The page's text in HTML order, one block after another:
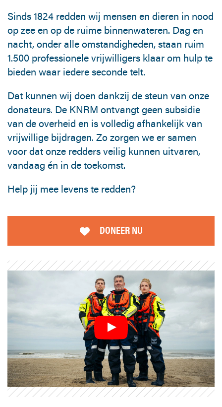
Sinds 1824 redden wij mensen en dieren in nood
op zee en op de ruime binnenwateren. Dag en
nacht, onder alle omstandigheden, staan ruim
1.500 professionele vrijwilligers klaar om hulp te
bieden waar iedere seconde telt.
Dat kunnen wij doen dankzij de steun van onze
donateurs. De KNRM ontvangt geen subsidie
van de overheid en is volledig afhankelijk van
vrijwillige bijdragen. Zo zorgen we er samen
voor dat onze redders veilig kunnen uitvaren,
vandaag én in de toekomst.
Help jij mee levens te redden?
DONEER NU